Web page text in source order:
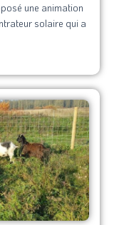
une animation
solaire qui a